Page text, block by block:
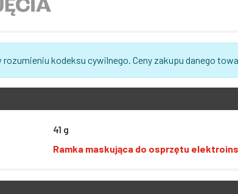
kodeksu cywilnego. Ceny zakupu danego
41 g
Ramka maskująca do osprzętu